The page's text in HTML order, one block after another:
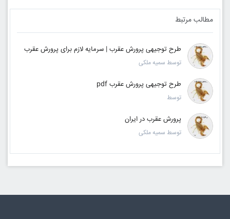
مطالب مرتبط
طرح توجیهی پرورش عقرب | سرمایه لازم برای پرورش عقرب
توسط سمیه ملکی
طرح توجیهی پرورش عقرب pdf
توسط
پرورش عقرب در ایران
توسط سمیه ملکی